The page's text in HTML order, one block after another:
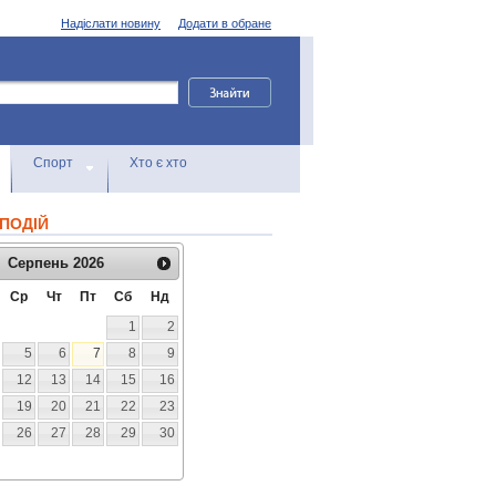
Додати в обране
Надіслати новину
Спорт Хто є хто
Серпень 2026
Ср Чт Пт Сб
Нд
1
2
5 6 7 8
9
12 13 14 15
16
19 20 21 22
23
26 27 28 29
30